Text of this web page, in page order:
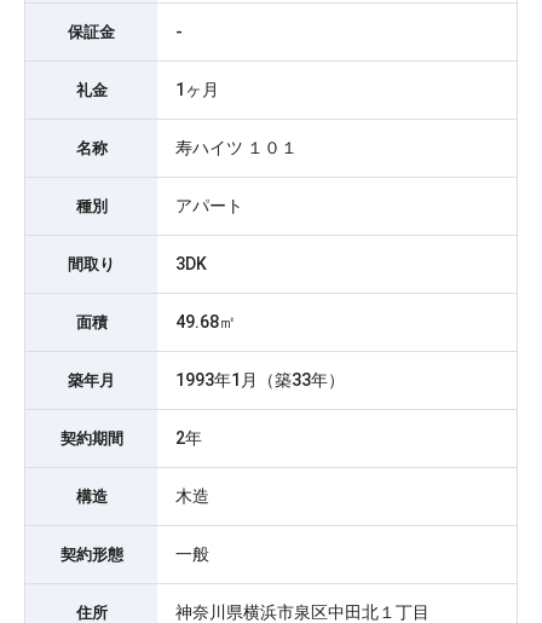
保証金 -
礼金 1ヶ月
名称 寿ハイツ １０１
種別 アパート
間取り 3DK
面積 49.68㎡
築年月 1993年1月（築33年）
契約期間 2年
構造 木造
契約形態 一般
住所 神奈川県横浜市泉区中田北１丁目